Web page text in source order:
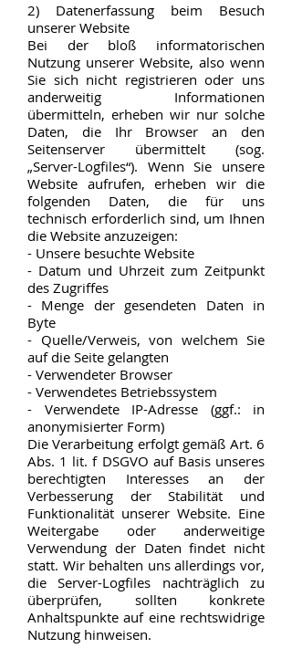
2) Datenerfassung beim Besuch
unserer Website
Bei der bloß informatorischen
Nutzung unserer Website, also wenn
Sie sich nicht registrieren oder uns
anderweitig Informationen
übermitteln, erheben wir nur solche
Daten, die Ihr Browser an den
Seitenserver übermittelt (sog.
„Server-Logfiles“). Wenn Sie unsere
Website aufrufen, erheben wir die
folgenden Daten, die für uns
technisch erforderlich sind, um Ihnen
die Website anzuzeigen:
- Unsere besuchte Website
- Datum und Uhrzeit zum Zeitpunkt
des Zugriffes
- Menge der gesendeten Daten in
Byte
- Quelle/Verweis, von welchem Sie
auf die Seite gelangten
- Verwendeter Browser
- Verwendetes Betriebssystem
- Verwendete IP-Adresse (ggf.: in
anonymisierter Form)
Die Verarbeitung erfolgt gemäß Art. 6
Abs. 1 lit. f DSGVO auf Basis unseres
berechtigten Interesses an der
Verbesserung der Stabilität und
Funktionalität unserer Website. Eine
Weitergabe oder anderweitige
Verwendung der Daten findet nicht
statt. Wir behalten uns allerdings vor,
die Server-Logfiles nachträglich zu
überprüfen, sollten konkrete
Anhaltspunkte auf eine rechtswidrige
Nutzung hinweisen.